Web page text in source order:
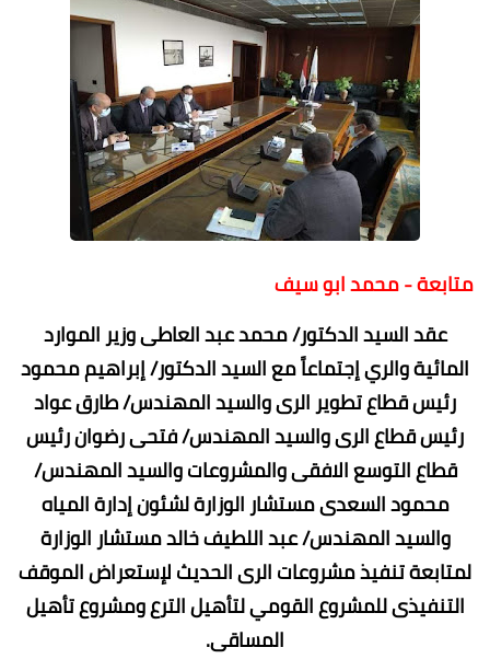
متابعة - محمد ابو سيف
عقد السيد الدكتور/ محمد عبد العاطى وزير الموارد
المائية والري إجتماعاً مع السيد الدكتور/ إبراهيم محمود
رئيس قطاع تطوير الرى والسيد المهندس/ طارق عواد
رئيس قطاع الرى والسيد المهندس/ فتحى رضوان رئيس
قطاع التوسع الافقى والمشروعات والسيد المهندس/
محمود السعدى مستشار الوزارة لشئون إدارة المياه
والسيد المهندس/ عبد اللطيف خالد مستشار الوزارة
لمتابعة تنفيذ مشروعات الرى الحديث لإستعراض الموقف
التنفيذى للمشروع القومي لتأهيل الترع ومشروع تأهيل
المساقى.